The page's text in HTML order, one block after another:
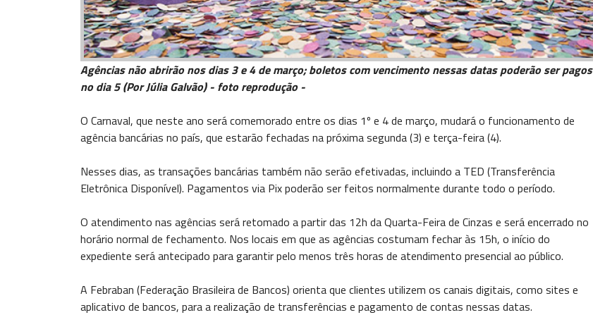
Agências não abrirão nos dias 3 e 4 de março; boletos com vencimento nessas datas poderão ser pagos
no dia 5 (Por Júlia Galvão) - foto reprodução -
O Carnaval, que neste ano será comemorado entre os dias 1º e 4 de março, mudará o funcionamento de
agência bancárias no país, que estarão fechadas na próxima segunda (3) e terça-feira (4).
Nesses dias, as transações bancárias também não serão efetivadas, incluindo a TED (Transferência
Eletrônica Disponível). Pagamentos via Pix poderão ser feitos normalmente durante todo o período.
O atendimento nas agências será retomado a partir das 12h da Quarta-Feira de Cinzas e será encerrado no
horário normal de fechamento. Nos locais em que as agências costumam fechar às 15h, o início do
expediente será antecipado para garantir pelo menos três horas de atendimento presencial ao público.
A Febraban (Federação Brasileira de Bancos) orienta que clientes utilizem os canais digitais, como sites e
aplicativo de bancos, para a realização de transferências e pagamento de contas nessas datas.